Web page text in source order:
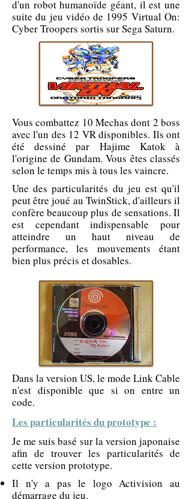
d'un robot humanoïde géant, il est une
suite du jeu vidéo de 1995 Virtual On:
Cyber ​​Troopers sortis sur Sega Saturn.
Vous combattez 10 Mechas dont 2 boss
avec l'un des 12 VR disponibles. Ils ont
été dessiné par Hajime Katok à
l'origine de Gundam. Vous êtes classés
selon le temps mis à tous les vaincre.
Une des particularités du jeu est qu'il
peut être joué au TwinStick, d'ailleurs il
confère beaucoup plus de sensations. Il
est cependant indispensable pour
atteindre un haut niveau de
performance, les mouvements étant
bien plus précis et dosables.
Dans la version US, le mode Link Cable
n'est disponible que si on entre un
code.
Les particularités du prototype :
Je me suis basé sur la version japonaise
afin de trouver les particularités de
cette version prototype.
Il n'y a pas le logo Activision au
démarrage du jeu.